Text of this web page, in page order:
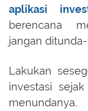
aplikasi
berencana
jangan
Lakukan
investasi